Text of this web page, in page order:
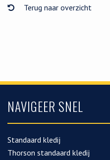
Terug naar overzicht
NAVIGEER SNEL
Standaard kledij
Thorson standaard kledij